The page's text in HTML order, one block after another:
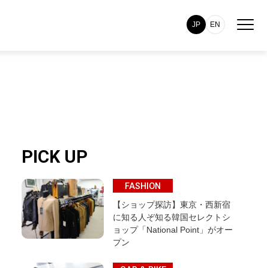
JP EN
PICK UP
FASHION
【ショップ探訪】東京・西新宿
に知る人ぞ知る韓国セレクトシ
ョップ「National Point」がオー
プン